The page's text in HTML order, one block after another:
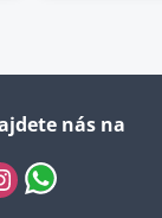
nás na